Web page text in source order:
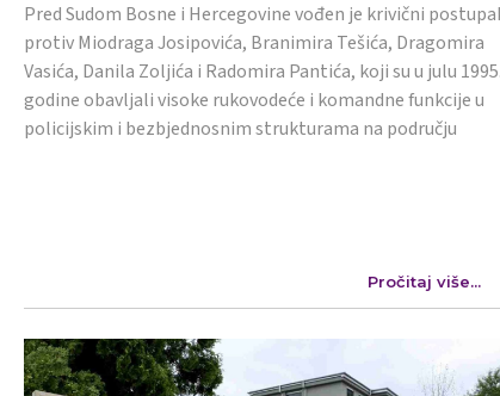
Pred Sudom Bosne i Hercegovine vođen je krivični
protiv Miodraga Josipovića, Branimira Tešića, Dragomira
Vasića, Danila Zoljića i Radomira Pantića, koji su u julu 1995.
godine obavljali visoke rukovodeće i komandne funkcije u
policijskim i bezbjednosnim strukturama na području
Pročitaj više...